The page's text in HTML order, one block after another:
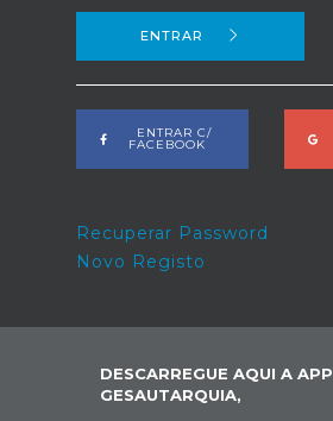
ENTRAR
ENTRAR C/
FACEBOOK
Recuperar Password
Novo Registo
DESCARREGUE AQUI A APP
GESAUTARQUIA,